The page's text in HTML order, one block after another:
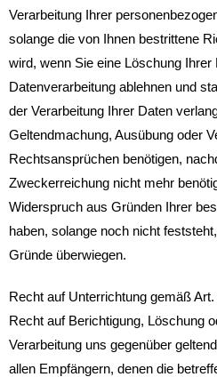
Verarbeitung Ihrer
solange die von Ihnen bestrittene
wird, wenn Sie eine Löschung
Datenverarbeitung ablehnen und
der Verarbeitung Ihrer Daten
Geltendmachung, Ausübung oder
Rechtsansprüchen benötigen,
Zweckerreichung nicht mehr
Widerspruch aus Gründen Ihrer
haben, solange noch nicht
Gründe überwiegen.
Recht auf Unterrichtung gemäß
Recht auf Berichtigung, Löschung
Verarbeitung uns gegenüber
allen Empfängern, denen die